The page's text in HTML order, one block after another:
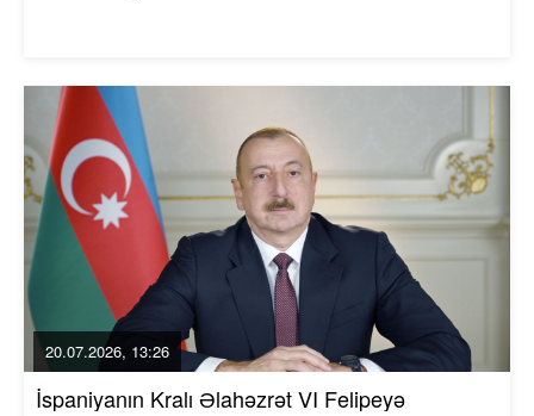
20.07.2026, 13:26
İspaniyanın Kralı Əlahəzrət VI Felipeyə